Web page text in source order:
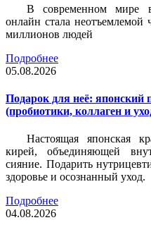
В современном мире
онлайн стала неотъемлемой
миллионов людей
Подробнее
05.08.2026
Подарок для неё: японский
(пробиотики, коллаген и
Настоящая японская
кирей, объединяющей
сияние. Подарить
здоровье и осознанный уход.
Подробнее
04.08.2026